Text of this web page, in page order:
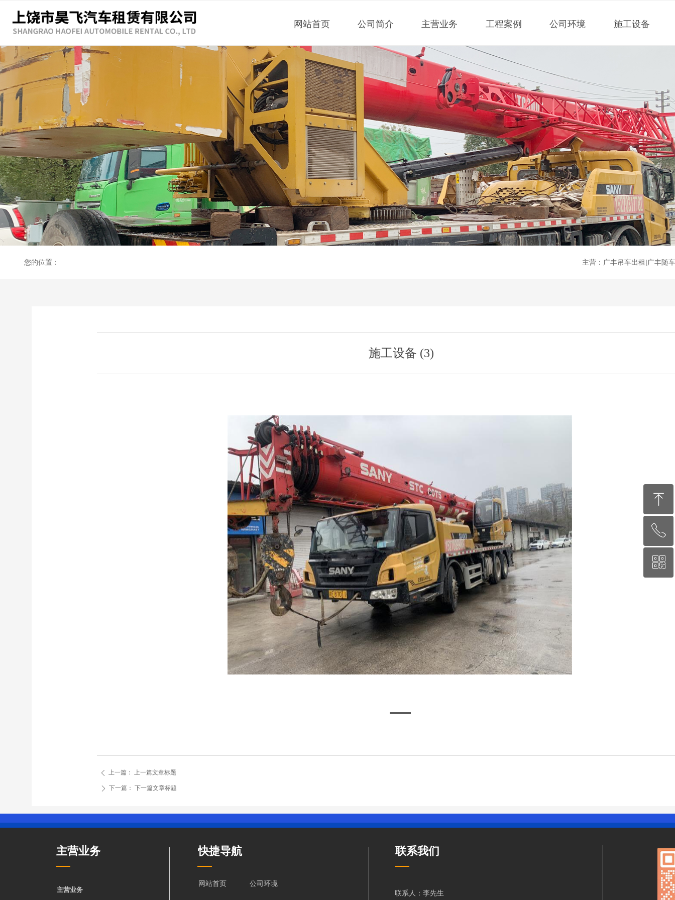
网站首页 公司简介 主营业务 工程案例 公司环境 施工设备
您的位置： 主营：广丰吊车出租|广丰随
ꄴ 上一篇： 上一篇文章标题
ꄲ 下一篇： 下一篇文章标题
施工设备 (3)
主营业务
主营业务
快捷导航
网站首页 公司环境
联系我们
联系人：李先生
ꁸ
回到顶部
ꂅ
15180325407
ꀥ